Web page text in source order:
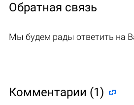
Обратная связь
Мы будем рады ответить на
Комментарии (1)